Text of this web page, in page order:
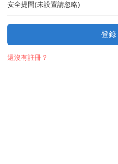
安全提問(未設置請忽略)
登錄
還沒有註冊？